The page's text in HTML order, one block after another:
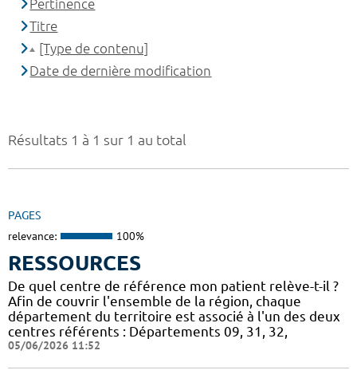
Résultats 1 à 1 sur 1 au total
PAGES
relevance: 100%
RESSOURCES
De quel centre de référence mon patient relève-t-il ?
Afin de couvrir l'ensemble de la région, chaque
département du territoire est associé à l'un des deux
centres référents : Départements 09, 31, 32,
05/06/2026 11:52
Pertinence
Titre
[Type de contenu]
Date de dernière modification